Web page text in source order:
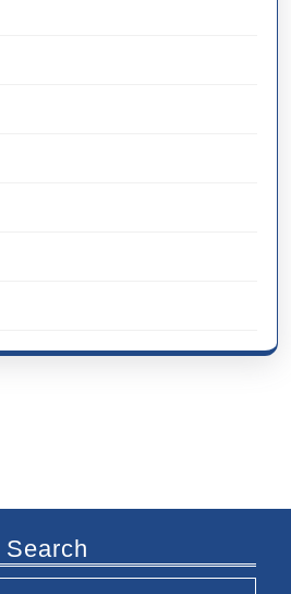
Search